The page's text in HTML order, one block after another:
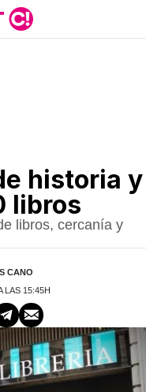
historia y
libros
libros, cercanía y
CANO
LAS 15:45H